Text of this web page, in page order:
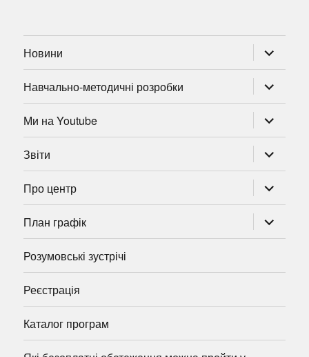
Новини
підменю
Навчально-методичні розробки
підменю
Ми на Youtube
підменю
Звіти
підменю
Про центр
підменю
План графік
підменю
Розумовські зустрічі
Реєстрація
Каталог програм